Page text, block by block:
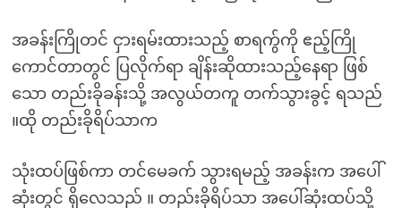
အခန်းကြိုတင် ငှားရမ်းထားသည့် စာရကွ်ကို ဧည့်ကြို
ကောင်တာတွင် ပြလိုက်ရာ ချိန်းဆိုထားသည့်နေရာ ဖြစ်
သော တည်းခိုခန်းသို့ အလွယ်တကူ တက်သွားခွင့် ရသည်
။ထို တည်းခိုရိပ်သာက
သုံးထပ်ဖြစ်ကာ တင်မေခက် သွားရမည့် အခန်းက အပေါ်
ဆုံးတွင် ရှိလေသည် ။ တည်းခိုရိပ်သာ အပေါ်ဆုံးထပ်သို့